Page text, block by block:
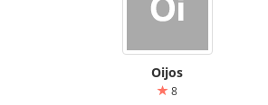
Oijos
8